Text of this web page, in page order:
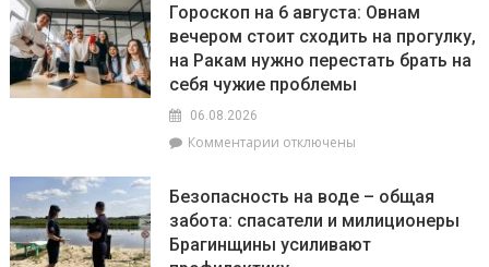
проводит
конкурс,
посвящённый
110-
милиции
Гороскоп на 6 августа: Овнам
вечером стоит сходить на прогулку,
на Ракам нужно перестать брать на
себя чужие проблемы
06.08.2026
Комментарии к
на
6
августа:
отключены
Безопасность на воде – общая
забота: спасатели и милиционеры
Брагинщины усиливают